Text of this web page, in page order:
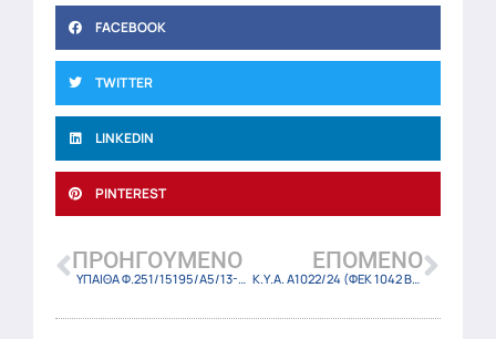
FACEBOOK
TWITTER
LINKEDIN
PINTEREST
ΠΡΟΗΓΟΎΜΕΝΟ
ΥΠΑΙΘΑ Φ.251/15195/A5/13-2-24
ΕΠΌΜΕΝΟ
Κ.Υ.Α. Α1022/24 (ΦΕΚ 1042 Β/13-2-2024)